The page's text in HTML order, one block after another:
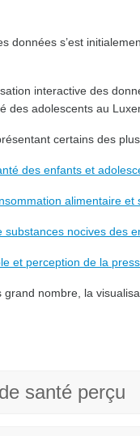
données s’est
interactive des
des adolescents au
certains des
des enfants et
alimentaire
substances nocives des
et perception de la
grand nombre, la
santé perçu